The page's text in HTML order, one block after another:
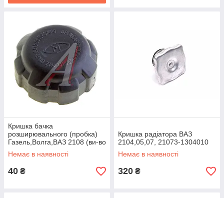
Кришка бачка
розширювального (пробка)
Газель,Волга,ВАЗ 2108 (ви-во
Євро Деталь, р. Ростов)
Немає в наявності
40 ₴
Кришка радіатора ВАЗ
2104,05,07, 21073-1304010
Немає в наявності
320 ₴